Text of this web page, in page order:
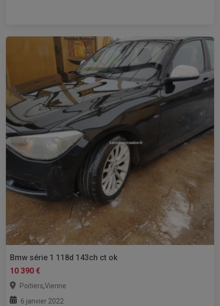
Bmw série 1 118d 143ch ct ok
10 390 €
Poitiers,Vienne
6 janvier 2022